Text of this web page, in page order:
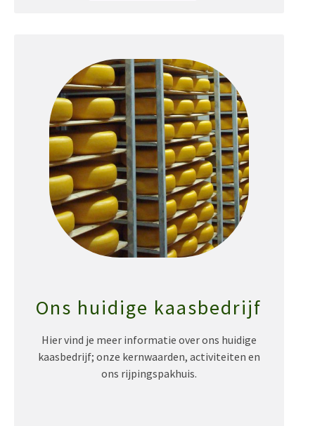
Ons huidige kaasbedrijf
Hier vind je meer informatie over ons huidige
kaasbedrijf; onze kernwaarden, activiteiten en
ons rijpingspakhuis.